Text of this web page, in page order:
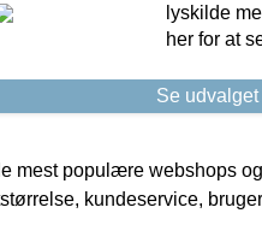
lyskilde
her for at
Se
mest populære webshops
kundeservice,